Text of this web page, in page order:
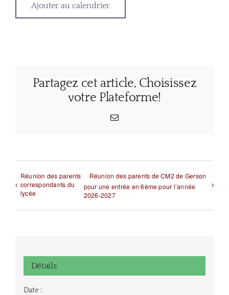
Ajouter au calendrier
Partagez cet article, Choisissez
votre Plateforme!
Email
Réunion des parents
correspondants du
lycée
Réunion des parents de CM2 de Gerson
pour une entrée en 6ème pour l’année
2026-2027
Détails
Date :